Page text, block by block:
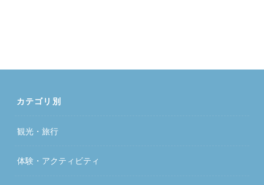
カテゴリ別
観光・旅行
体験・アクティビティ